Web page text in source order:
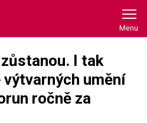
I tak
umění
ročně za